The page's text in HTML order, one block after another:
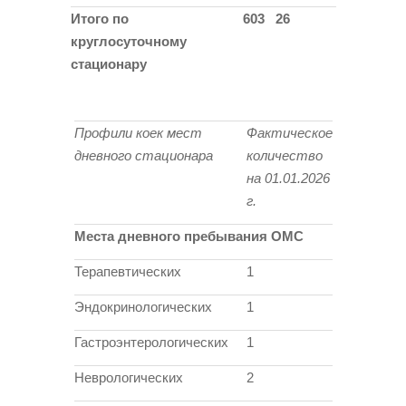
Итого по
круглосуточному
стационару
603 26
Профили коек мест
дневного стационара
Фактическое
количество
на 01.01.2026
г.
Места дневного пребывания ОМС
Терапевтических 1
Эндокринологических 1
Гастроэнтерологических 1
Неврологических 2